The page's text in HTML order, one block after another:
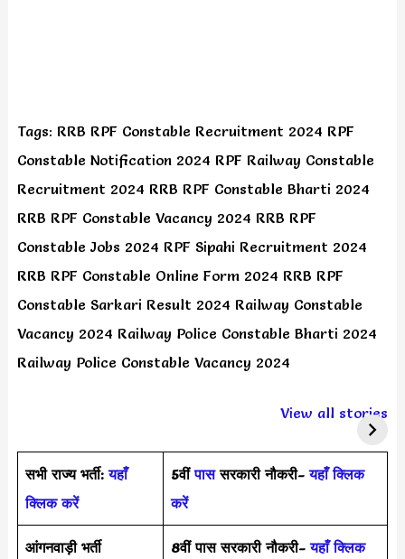
Tags: RRB RPF Constable Recruitment 2024 RPF
Constable Notification 2024 RPF Railway Constable
Recruitment 2024 RRB RPF Constable Bharti 2024
RRB RPF Constable Vacancy 2024 RRB RPF
Constable Jobs 2024 RPF Sipahi Recruitment 2024
RRB RPF Constable Online Form 2024 RRB RPF
Constable Sarkari Result 2024 Railway Constable
Vacancy 2024 Railway Police Constable Bharti 2024
Railway Police Constable Vacancy 2024
ऑपरेटर की सीधी भर्ती
View all stories
सभी राज्य भर्ती: यहाँ
क्लिक करें
5वींपाससरकारी नौकरी- यहाँ क्लिक
करें
आंगनवाड़ी भर्ती
8वीं पास सरकारी नौकरी- यहाँ क्लिक